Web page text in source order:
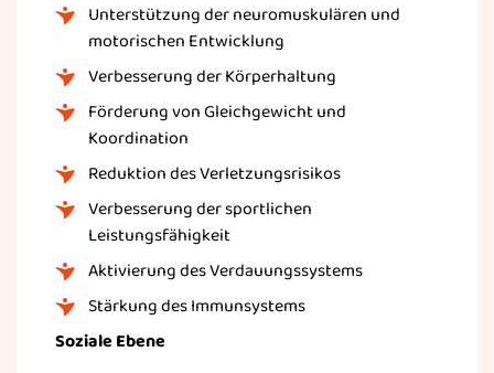
Unterstützung der neuromuskulären und
motorischen Entwicklung
Verbesserung der Körperhaltung
Förderung von Gleichgewicht und
Koordination
Reduktion des Verletzungsrisikos
Verbesserung der sportlichen
Leistungsfähigkeit
Aktivierung des Verdauungssystems
Stärkung des Immunsystems
Soziale Ebene